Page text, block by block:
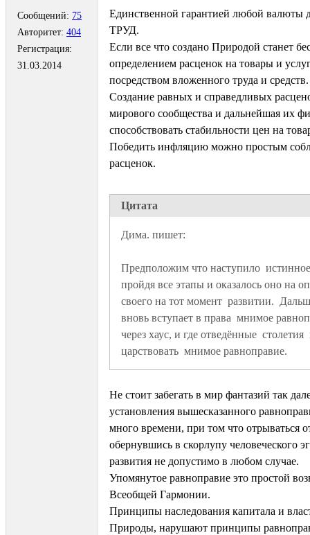
Сообщений: 75
Авторитет: 404
Регистрация:
31.03.2014
Единственной гарантией любой валюты
ТРУД.
Если все что создано Природой станет
определением расценок на товары и
посредством вложенного труда и средств.
Создание равных и справедливых
мирового сообщества и дальнейшая их
способствовать стабильности цен на
Победить инфляцию можно простым
расценок.
Цитата
Предположим что наступило
пройдя все этапы и оказалось оно на
своего на тот момент  развитии.
вновь вступает в права  мнимое
через хаус, и где отведённые  столетия
царствовать  мнимое равноправие.
Не стоит забегать в мир фантазий так
установления вышесказанного
много времени, при том что отрываться
обернувшись в скорлупу человеческого
развития не допустимо в любом случае.
Упомянутое равноправие это простой
Всеобщей Гармонии.
Принципы наследования капитала и
Природы, нарушают принципы